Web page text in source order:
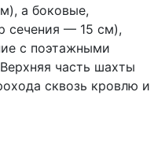
а боковые,
сечения — 15 см),
с поэтажными
часть шахты
сквозь кровлю и